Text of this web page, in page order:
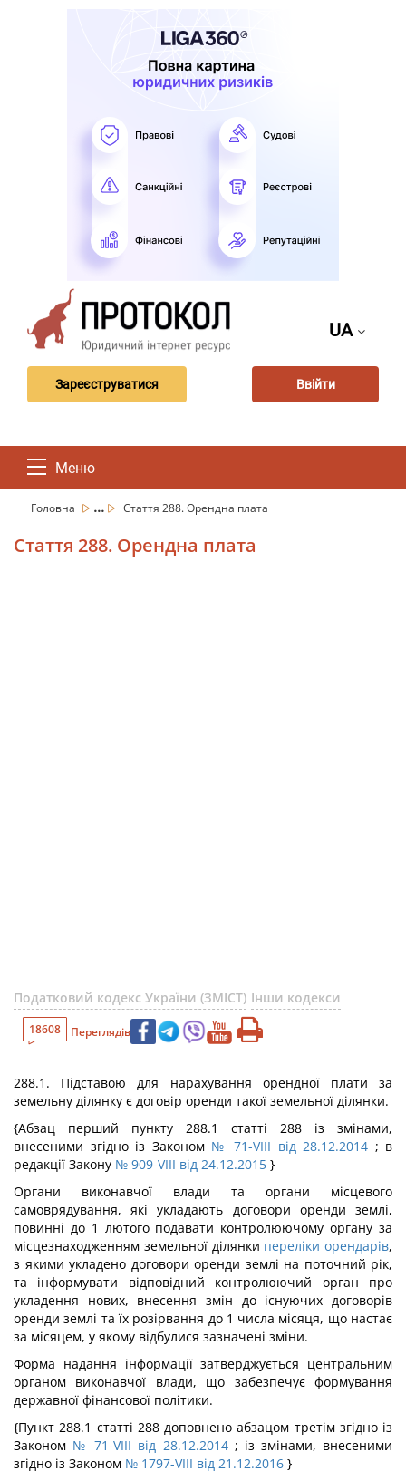
UA
Зареєструватися Ввійти
Меню
Головна ... Стаття 288. Орендна плата
Стаття 288. Орендна плата
Податковий кодекс України (ЗМІСТ) Інши кодекси
18608 Переглядів
288.1. Підставою для нарахування орендної плати за
земельну ділянку є договір оренди такої земельної ділянки.
{Абзац перший пункту 288.1 статті 288 із змінами,
внесеними згідно із Законом № 71-VIII від 28.12.2014 ; в
редакції Закону № 909-VIII від 24.12.2015 }
Органи виконавчої влади та органи місцевого
самоврядування, які укладають договори оренди землі,
повинні до 1 лютого подавати контролюючому органу за
місцезнаходженням земельної ділянки переліки орендарів,
з якими укладено договори оренди землі на поточний рік,
та інформувати відповідний контролюючий орган про
укладення нових, внесення змін до існуючих договорів
оренди землі та їх розірвання до 1 числа місяця, що настає
за місяцем, у якому відбулися зазначені зміни.
Форма надання інформації затверджується центральним
органом виконавчої влади, що забезпечує формування
державної фінансової політики.
{Пункт 288.1 статті 288 доповнено абзацом третім згідно із
Законом № 71-VIII від 28.12.2014; із змінами, внесеними
згідно із Законом № 1797-VIII від 21.12.2016 }